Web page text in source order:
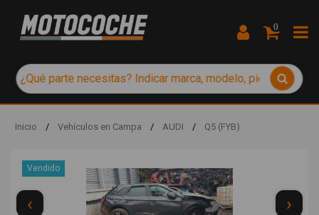
0
Inicio / Vehículos en Campa / AUDI / Q5 (FYB)
Vendido
‹ ›